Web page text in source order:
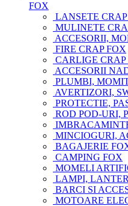
FOX
LANSETE
MULINETE
ACCESORII,
FIRE CRAP FOX
CARLIGE CRAP
ACCESORII
PLUMBI,
AVERTIZORI,
PROTECTIE,
ROD POD-URI,
MINCIOGURI,
BAGAJERIE
CAMPING FOX
MOMELI
LAMPI,
BARCI SI
MOTOARE